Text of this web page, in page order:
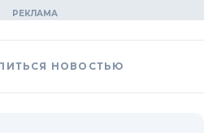
НОВОСТЬЮ